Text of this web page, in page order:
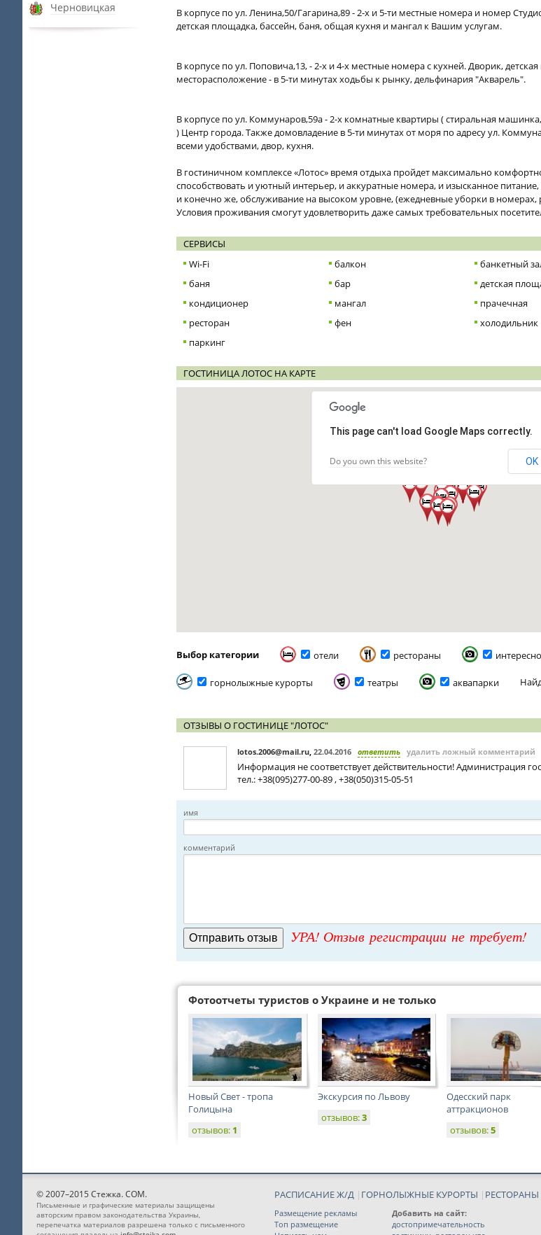
Черновицкая
В корпусе по ул. Ленина,50/Гагарина,89 - 2-х и 5-ти местные номера и номер
детская площадка, бассейн, баня, общая кухня и мангал к Вашим услугам.
В корпусе по ул. Поповича,13, - 2-х и 4-х местные номера с кухней. Дворик,
месторасположение - в 5-ти минутах ходьбы к рынку, дельфинария "Акварель".
В корпусе по ул. Коммунаров,59а - 2-х комнатные квартиры ( стиральная
) Центр города. Также домовладение в 5-ти минутах от моря по адресу ул.
всеми удобствами, двор, кухня.
В гостиничном комплексе «Лотос» время отдыха пройдет максимально
способствовать и уютный интерьер, и аккуратные номера, и изысканное
и конечно же, обслуживание на высоком уровне, (ежедневные уборки в номерах,
Условия проживания смогут удовлетворить даже самых требовательных
СЕРВИСЫ
Wi-Fi
балкон
банкетный
баня
бар
детская
кондиционер
мангал
прачечная
ресторан
фен
холодильник
паркинг
ГОСТИНИЦА ЛОТОС НА КАРТЕ
This page can't load Google Maps correctly.
Do you own this website? OK
Выбор категории отели рестораны
горнолыжные курорты театры аквапарки
ОТЗЫВЫ О ГОСТИНИЦЕ "ЛОТОС"
lotos.2006@mail.ru, 22.04.2016 ответить удалить ложный комментарий
Информация не соответствует действительности! Администрация
тел.: +38(095)277-00-89 , +38(050)315-05-51
имя
комментарий
УРА! Отзыв регистрации не требует!
Фотоотчеты туристов о Украине и не только
Новый Свет - тропа
Голицына
отзывов: 1
Экскурсия по Львову
отзывов:3
Одесский парк
аттракционов
отзывов:5
© 2007–2015 Стежка. COM.
Письменные и графические материалы защищены
авторским правом законодательства Украины,
перепечатка материалов разрешена только с письменного
РАСПИСАНИЕ Ж/Д | ГОРНОЛЫЖНЫЕ КУРОРТЫ | РЕСТОРАНЫ
Размещение рекламы
Топ размещение
Добавить на сайт:
достопримечательность